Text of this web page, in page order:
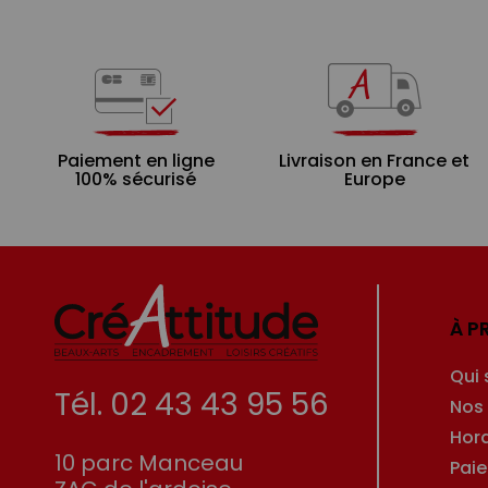
Paiement en ligne
100% sécurisé
Livraison en France et
Europe
Tél. 02 43 43 95 56
10 parc Manceau
À
Qui